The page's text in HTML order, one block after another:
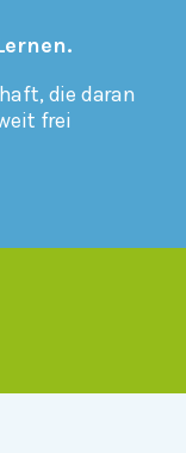
die daran
frei